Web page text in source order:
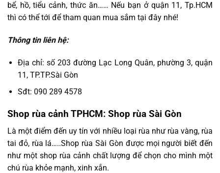
bể, hồ, tiểu cảnh, thức ăn…… Nếu bạn ở quận 11, Tp.HCM
thì có thể tới để tham quan mua sắm tại đây nhé!
Thông tin liên hệ:
Địa chỉ: số 203 đường Lạc Long Quân, phường 3, quận
11, TP.TP.Sài Gòn
Sđt: 090 289 4578
Shop rùa cảnh TPHCM: Shop rùa Sài Gòn
Là một điểm đến uy tín với nhiều loại rùa như rùa vàng, rùa
tai đỏ, rùa lá…..Shop rùa Sài Gòn được mọi người biết đến
như một shop rùa cảnh chất lượng để chọn cho mình một
chú rùa khỏe mạnh, xinh xắn.